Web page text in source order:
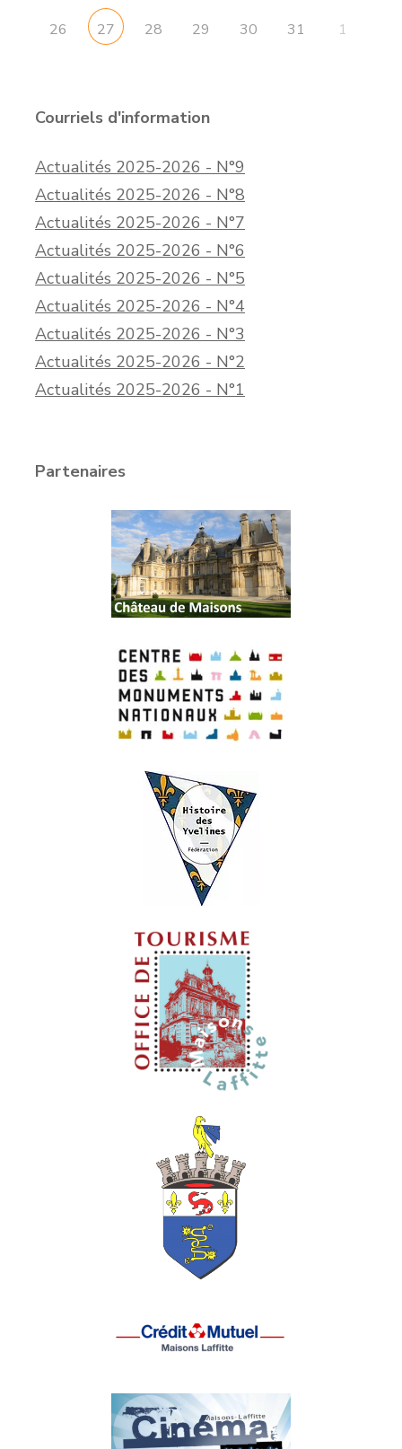
26 27 28 29 30 31 1
Courriels d'information
Actualités 2025-2026 - N°9
Actualités 2025-2026 - N°8
Actualités 2025-2026 - N°7
Actualités 2025-2026 - N°6
Actualités 2025-2026 - N°5
Actualités 2025-2026 - N°4
Actualités 2025-2026 - N°3
Actualités 2025-2026 - N°2
Actualités 2025-2026 - N°1
Partenaires